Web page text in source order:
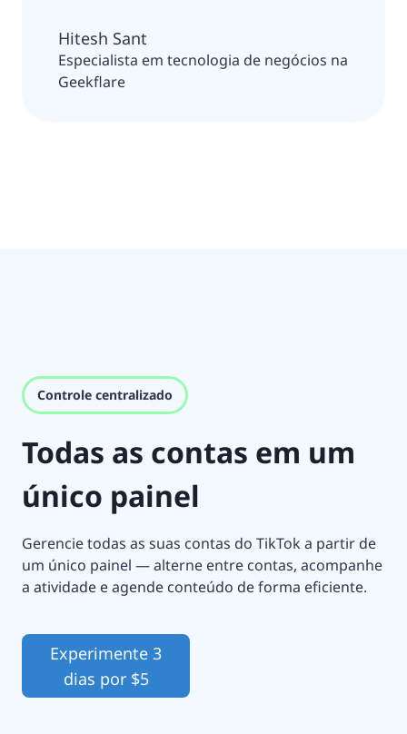
Hitesh Sant
Especialista em tecnologia de negócios na
Geekflare
Controle centralizado
Todas as contas em um
único painel
Gerencie todas as suas contas do TikTok a partir de
um único painel — alterne entre contas, acompanhe
a atividade e agende conteúdo de forma eficiente.
Experimente 3
dias por $5